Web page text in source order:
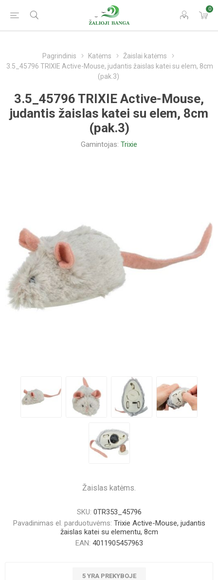
0
Pagrindinis Katėms
Žaislai katėms
3.5_45796 TRIXIE Active-Mouse, judantis žaislas katei su elem, 8cm
(pak.3)
3.5_45796 TRIXIE Active-Mouse,
judantis žaislas katei su elem, 8cm
(pak.3)
Gamintojas: Trixie
Žaislas katėms.
SKU: 0TR353_45796
Pavadinimas el. parduotuvėms: Trixie Active-Mouse, judantis
žaislas katei su elementu, 8cm
EAN: 4011905457963
5 YRA PREKYBOJE